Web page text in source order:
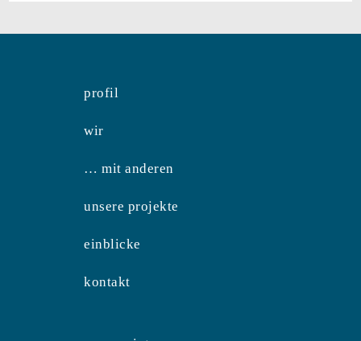
profil
wir
… mit anderen
unsere projekte
einblicke
kontakt